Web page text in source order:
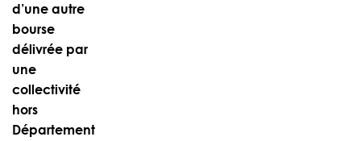
d’une autre
bourse
délivrée par
une
collectivité
hors
Département